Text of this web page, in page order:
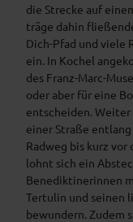
die Strecke auf
träge dahin
Dich-Pfad und viele
ein. In Kochel
des Franz-Marc-
oder aber für eine
entscheiden. Weiter
einer Straße
Radweg bis kurz
lohnt sich ein
Benediktinerinnen
Tertulin und seinen
bewundern. Zudem